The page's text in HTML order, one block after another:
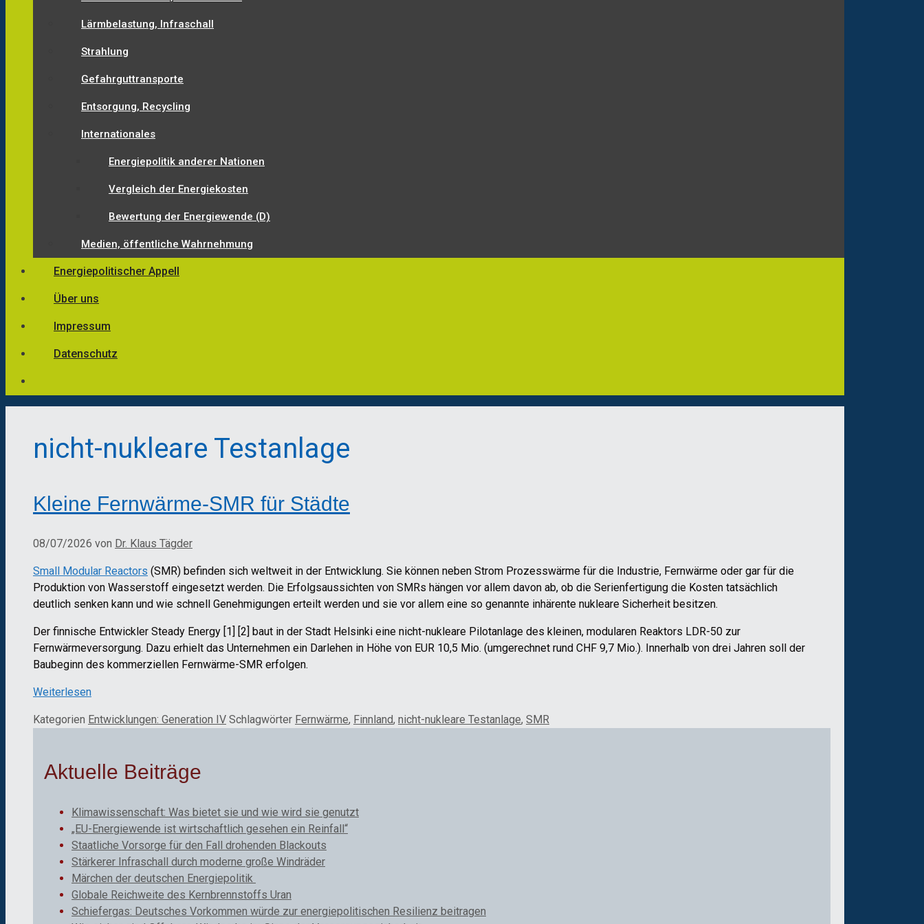
Lärmbelastung, Infraschall
Strahlung
Gefahrguttransporte
Entsorgung, Recycling
Internationales
Energiepolitik anderer Nationen
Vergleich der Energiekosten
Bewertung der Energiewende (D)
Medien, öffentliche Wahrnehmung
Energiepolitischer Appell
Über uns
Impressum
Datenschutz
nicht-nukleare Testanlage
Kleine Fernwärme-SMR für Städte
08/07/2026 von Dr. Klaus Tägder
Small Modular Reactors (SMR) befinden sich weltweit in der Entwicklung. Sie können neben Strom Prozesswärme für die Industrie, Fernwärme oder gar für die
Produktion von Wasserstoff eingesetzt werden. Die Erfolgsaussichten von SMRs hängen vor allem davon ab, ob die Serienfertigung die Kosten tatsächlich
deutlich senken kann und wie schnell Genehmigungen erteilt werden und sie vor allem eine so genannte inhärente nukleare Sicherheit besitzen.
Der finnische Entwickler Steady Energy [1] [2] baut in der Stadt Helsinki eine nicht-nukleare Pilotanlage des kleinen, modularen Reaktors LDR-50 zur
Fernwärmeversorgung. Dazu erhielt das Unternehmen ein Darlehen in Höhe von EUR 10,5 Mio. (umgerechnet rund CHF 9,7 Mio.). Innerhalb von drei Jahren soll der
Baubeginn des kommerziellen Fernwärme-SMR erfolgen.
Weiterlesen
Kategorien Entwicklungen: Generation IV Schlagwörter Fernwärme, Finnland, nicht-nukleare Testanlage, SMR
Aktuelle Beiträge
Klimawissenschaft: Was bietet sie und wie wird sie genutzt
„EU-Energiewende ist wirtschaftlich gesehen ein Reinfall“
Staatliche Vorsorge für den Fall drohenden Blackouts
Stärkerer Infraschall durch moderne große Windräder
Märchen der deutschen Energiepolitik
Globale Reichweite des Kernbrennstoffs Uran
Schiefergas: Deutsches Vorkommen würde zur energiepolitischen Resilienz beitragen